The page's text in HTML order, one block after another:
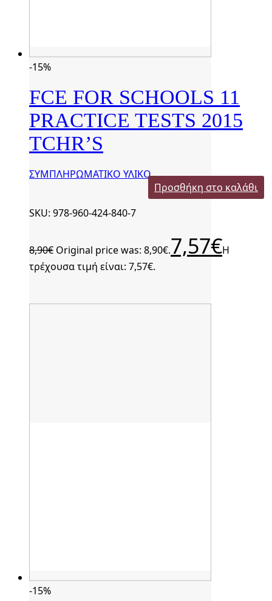
-15%
FCE FOR SCHOOLS 11
PRACTICE TESTS 2015
TCHR’S
ΣΥΜΠΛΗΡΩΜΑΤΙΚΟ ΥΛΙΚΟ
Προσθήκη στο καλάθι
SKU: 978-960-424-840-7
8,90€ Original price was: 8,90€.7,57€Η
τρέχουσα τιμή είναι: 7,57€.
-15%